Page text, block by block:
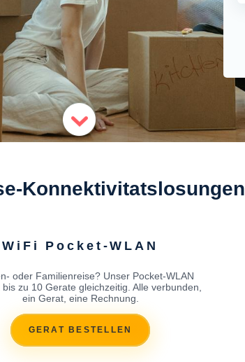
Konnektivitatslosungen
WiFi Pocket-WLAN
oder Familienreise? Unser Pocket-WLAN
zu 10 Gerate gleichzeitig. Alle verbunden,
ein Gerat, eine Rechnung.
GERAT BESTELLEN